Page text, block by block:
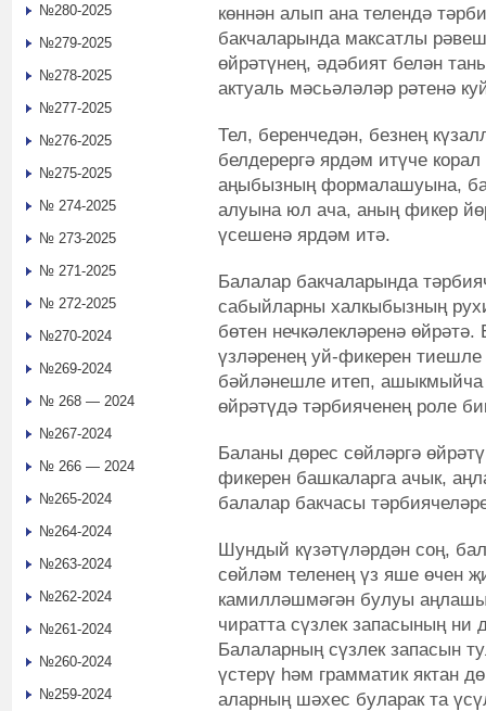
көннән алып ана телендә
бакчаларында максатлы
өйрәтүнең, әдәбият белән
актуаль мәсьәләләр рәтенә
Тел, беренчедән, безнең
белдерергә ярдәм итүче
аңыбызның формалашуына,
алуына юл ача, аның фикер
үсешенә ярдәм итә.
Балалар бакчаларында
сабыйларны халкыбызның
бөтен нечкәлекләренә
үзләренең уй-фикерен тиешле
бәйләнешле итеп,
өйрәтүдә тәрбияченең роле
Баланы дөрес сөйләргә
фикерен башкаларга ачык,
балалар бакчасы
Шундый күзәтүләрдән соң,
сөйләм теленең үз яше өчен
камилләшмәгән булуы
чиратта сүзлек запасының
Балаларның сүзлек запасын
үстерү һәм грамматик яктан
аларның шәхес буларак та
№280-2025
№279-2025
№278-2025
№277-2025
№276-2025
№275-2025
№ 274-2025
№ 273-2025
№ 271-2025
№ 272-2025
№270-2024
№269-2024
№ 268 — 2024
№267-2024
№ 266 — 2024
№265-2024
№264-2024
№263-2024
№262-2024
№261-2024
№260-2024
№259-2024